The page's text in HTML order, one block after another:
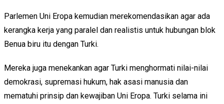
Parlemen Uni Eropa kemudian merekomendasikan agar ada
kerangka kerja yang paralel dan realistis untuk hubungan blok
Benua biru itu dengan Turki.
Mereka juga menekankan agar Turki menghormati nilai-nilai
demokrasi, supremasi hukum, hak asasi manusia dan
mematuhi prinsip dan kewajiban Uni Eropa. Turki selama ini